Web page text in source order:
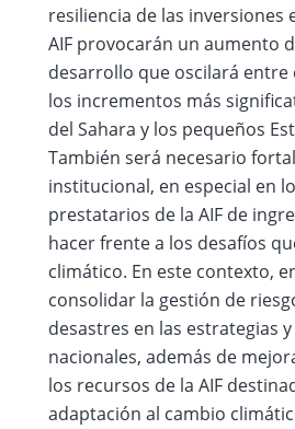
resiliencia de las inversiones
AIF provocarán un aumento
desarrollo que oscilará entre
los incrementos más
del Sahara y los pequeños
También será necesario
institucional, en especial en
prestatarios de la AIF de
hacer frente a los desafíos
climático. En este contexto,
consolidar la gestión de
desastres en las estrategias
nacionales, además de
los recursos de la AIF
adaptación al cambio